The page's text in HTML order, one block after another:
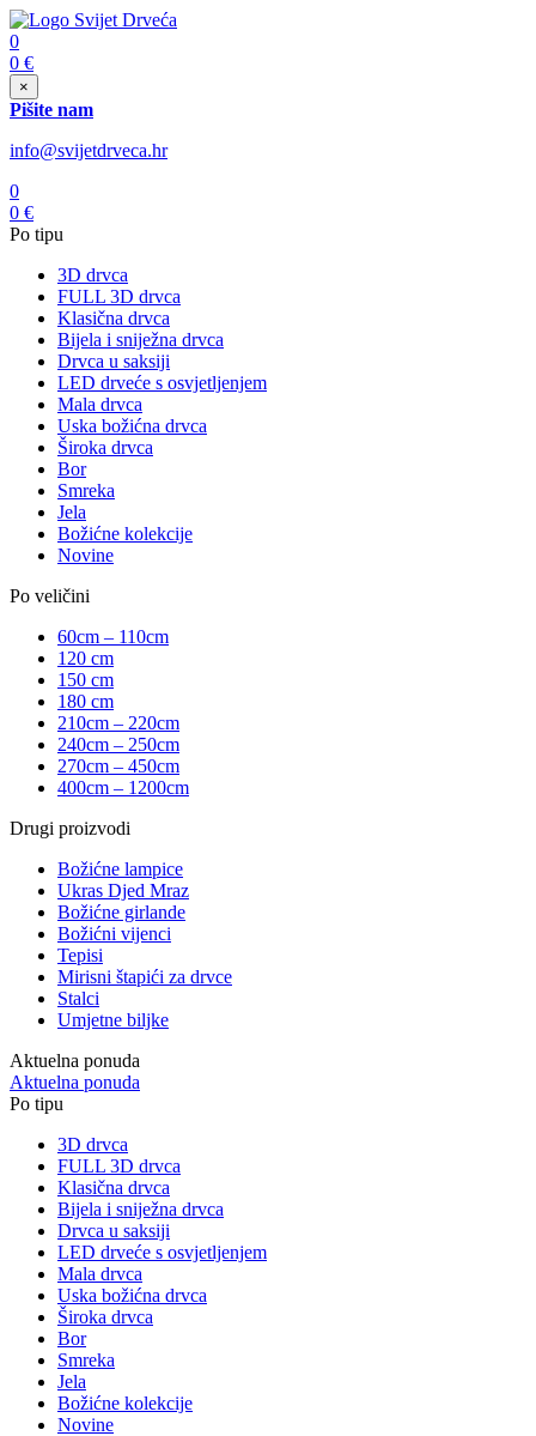
0
0 €
×
Pišite nam
info@svijetdrveca.hr
0
0 €
Po tipu
3D drvca
FULL 3D drvca
Klasična drvca
Bijela i sniježna drvca
Drvca u saksiji
LED drveće s osvjetljenjem
Mala drvca
Uska božićna drvca
Široka drvca
Bor
Smreka
Jela
Božićne kolekcije
Novine
Po veličini
60cm – 110cm
120 cm
150 cm
180 cm
210cm – 220cm
240cm – 250cm
270cm – 450cm
400cm – 1200cm
Drugi proizvodi
Božićne lampice
Ukras Djed Mraz
Božićne girlande
Božićni vijenci
Tepisi
Mirisni štapići za drvce
Stalci
Umjetne biljke
Aktuelna ponuda
Aktuelna ponuda
Po tipu
3D drvca
FULL 3D drvca
Klasična drvca
Bijela i sniježna drvca
Drvca u saksiji
LED drveće s osvjetljenjem
Mala drvca
Uska božićna drvca
Široka drvca
Bor
Smreka
Jela
Božićne kolekcije
Novine